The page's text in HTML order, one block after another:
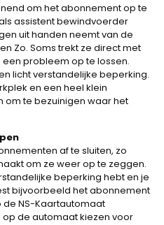
om het abonnement op te
assistent bewindvoerder
uit handen neemt van de
Zo. Soms trekt ze direct met
probleem op te lossen.
licht verstandelijke beperking.
en een heel klein
om te bezuinigen waar het
af te sluiten, zo
om ze weer op te zeggen.
beperking hebt en je
bijvoorbeeld het abonnement
NS-Kaartautomaat
de automaat kiezen voor